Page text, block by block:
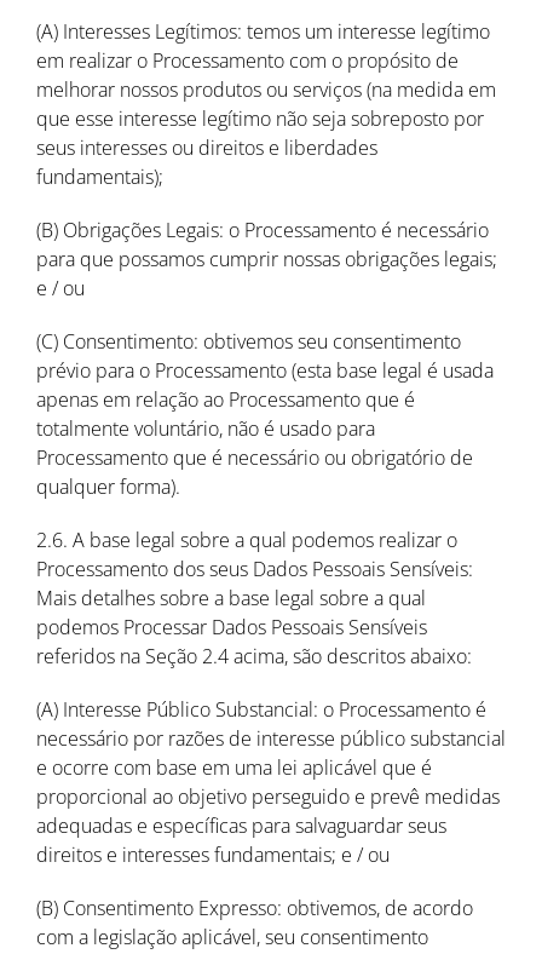
(A) Interesses Legítimos: temos um interesse legítimo
em realizar o Processamento com o propósito de
melhorar nossos produtos ou serviços (na medida em
que esse interesse legítimo não seja sobreposto por
seus interesses ou direitos e liberdades
fundamentais);
(B) Obrigações Legais: o Processamento é necessário
para que possamos cumprir nossas obrigações legais;
e / ou
(C) Consentimento: obtivemos seu consentimento
prévio para o Processamento (esta base legal é usada
apenas em relação ao Processamento que é
totalmente voluntário, não é usado para
Processamento que é necessário ou obrigatório de
qualquer forma).
2.6. A base legal sobre a qual podemos realizar o
Processamento dos seus Dados Pessoais Sensíveis:
Mais detalhes sobre a base legal sobre a qual
podemos Processar Dados Pessoais Sensíveis
referidos na Seção 2.4 acima, são descritos abaixo:
(A) Interesse Público Substancial: o Processamento é
necessário por razões de interesse público substancial
e ocorre com base em uma lei aplicável que é
proporcional ao objetivo perseguido e prevê medidas
adequadas e específicas para salvaguardar seus
direitos e interesses fundamentais; e / ou
(B) Consentimento Expresso: obtivemos, de acordo
com a legislação aplicável, seu consentimento